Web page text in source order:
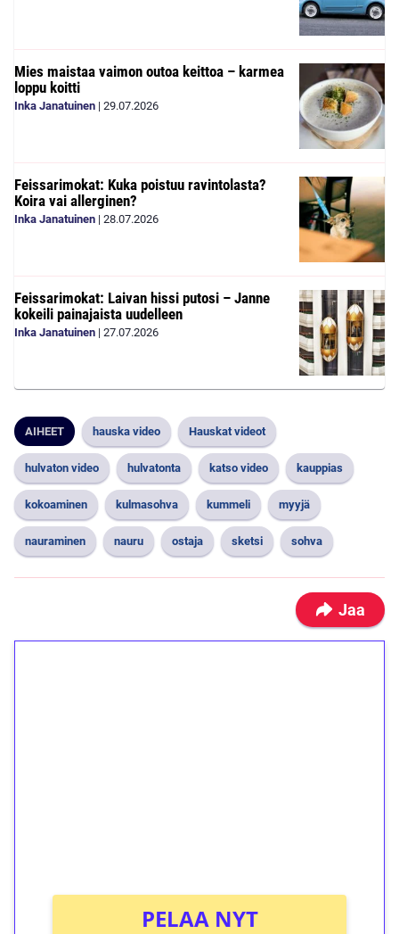
Mies maistaa vaimon outoa keittoa – karmea
loppu koitti
Inka Janatuinen | 29.07.2026
Feissarimokat: Kuka poistuu ravintolasta?
Koira vai allerginen?
Inka Janatuinen | 28.07.2026
Feissarimokat: Laivan hissi putosi – Janne
kokeili painajaista uudelleen
Inka Janatuinen | 27.07.2026
AIHEET hauska video Hauskat videot
hulvaton video hulvatonta katso video kauppias
kokoaminen kulmasohva kummeli myyjä
nauraminen nauru ostaja sketsi sohva
Jaa
PELAA NYT